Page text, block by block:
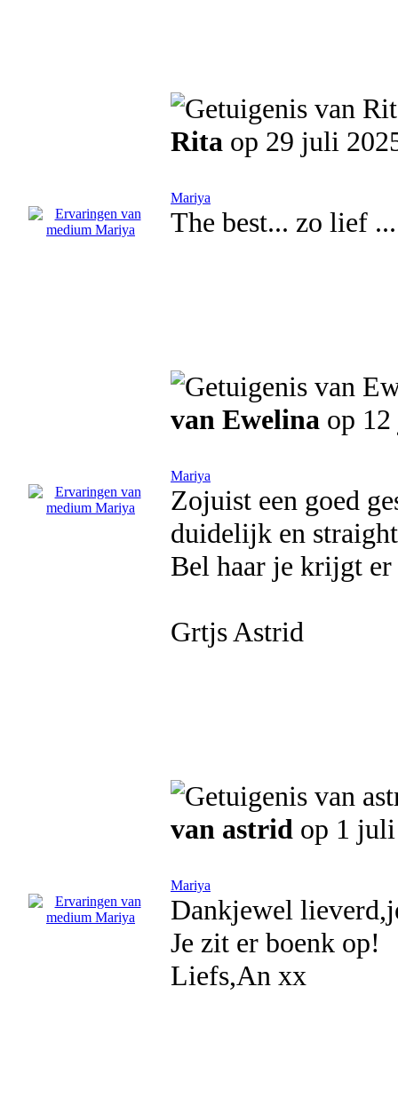
Rita op 29 juli
Mariya
The best... zo lief
van Ewelina op
Mariya
Zojuist een goed
duidelijk en
Bel haar je krijgt
Grtjs Astrid
van astrid op 1
Mariya
Dankjewel
Je zit er boenk op!
Liefs,An xx